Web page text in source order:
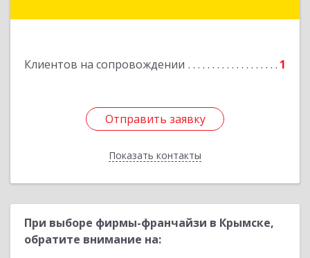
Клиентов на сопровождении 1
Отправить заявку
Показать контакты
Подробнее
Отправить заявку
Назад
При выборе фирмы-франчайзи в Крымске,
обратите внимание на: